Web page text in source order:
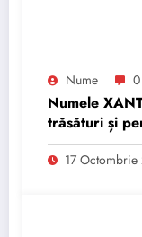
Nume 0
Numele
trăsături și
17